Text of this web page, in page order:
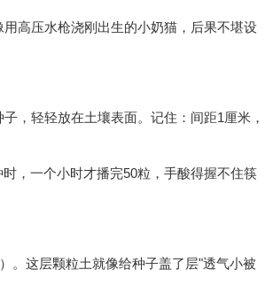
高压水枪浇刚出生的小奶猫，后果不堪设
，轻轻放在土壤表面。记住：间距1厘米，
，一个小时才播完50粒，手酸得握不住筷
。这层颗粒土就像给种子盖了层"透气小被